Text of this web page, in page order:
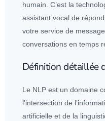
humain. C’est la
assistant vocal de
votre service de
conversations en temps
Définition détaillée
Le NLP est un domaine
l’intersection de
artificielle et de la